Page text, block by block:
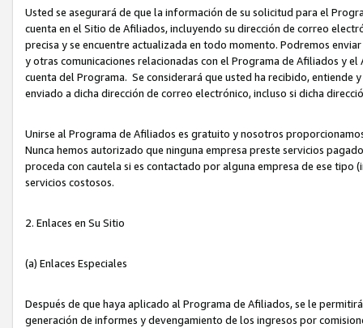
Usted se asegurará de que la información de su solicitud para el
cuenta en el Sitio de Afiliados, incluyendo su dirección de correo
precisa y se encuentre actualizada en todo momento. Podremos
y otras comunicaciones relacionadas con el Programa de Afiliados y
cuenta del Programa. Se considerará que usted ha recibido, entiende
enviado a dicha dirección de correo electrónico, incluso si dicha
Unirse al Programa de Afiliados es gratuito y nosotros
Nunca hemos autorizado que ninguna empresa preste servicios
proceda con cautela si es contactado por alguna empresa de ese
servicios costosos.
2. Enlaces en Su Sitio
(a) Enlaces Especiales
Después de que haya aplicado al Programa de Afiliados, se le
generación de informes y devengamiento de los ingresos por